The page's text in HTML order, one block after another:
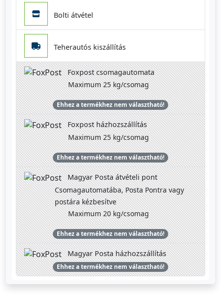
Bolti átvétel
Teherautós kiszállítás
Foxpost csomagautomata
Maximum 25 kg/csomag
Ehhez a termékhez nem választható!
Foxpost házhozszállítás
Maximum 25 kg/csomag
Ehhez a termékhez nem választható!
Magyar Posta átvételi pont
Csomagautomatába, Posta Pontra vagy
postára kézbesítve
Maximum 20 kg/csomag
Ehhez a termékhez nem választható!
Magyar Posta házhozszállítás
Ehhez a termékhez nem választható!